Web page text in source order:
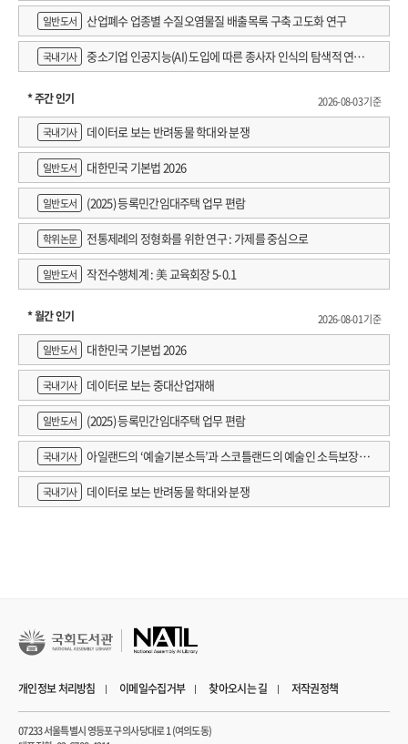
일반도서 산업폐수 업종별 수질오염물질 배출목록 구축 고도화 연구
국내기사
중소기업 인공지능(AI) 도입에 따른 종사자 인식의 탐색적 연구 :
* 주간 인기
2026-08-03 기준
국내기사
데이터로 보는 반려동물 학대와 분쟁
일반도서 대한민국 기본법 2026
일반도서 (2025) 등록민간임대주택 업무 편람
학위논문 전통제례의 정형화를 위한 연구 : 가제를 중심으로
일반도서 작전수행체계 : 美 교육회장 5-0.1
* 월간 인기
2026-08-01 기준
일반도서
대한민국 기본법 2026
국내기사 데이터로 보는 중대산업재해
일반도서 (2025) 등록민간임대주택 업무 편람
국내기사
아일랜드의 ‘예술기본소득’과 스코틀랜드의 예술인 소득보장정
책 논의
국내기사 데이터로 보는 반려동물 학대와 분쟁
개인정보 처리방침 이메일수집거부 찾아오시는 길 저작권정책
07233 서울특별시 영등포구 의사당대로 1 (여의도동)